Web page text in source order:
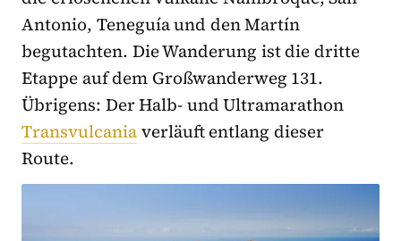
Antonio, Teneguía und den Martín
begutachten. Die Wanderung ist die dritte
Etappe auf dem Großwanderweg 131.
Übrigens: Der Halb- und Ultramarathon
Transvulcaniaverläuft entlang dieser
Route.